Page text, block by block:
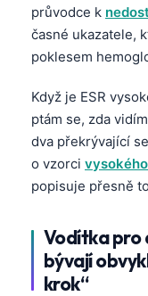
průvodce k
časné ukazatele,
poklesem
Když je ESR
ptám se, zda
dva překrývající
o vzorci
popisuje přesně
Vodítka pro
bývají
krok“